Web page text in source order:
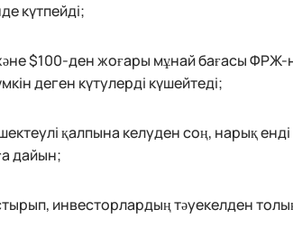
күтпейді;
$100-ден жоғары мұнай бағасы ФРЖ-
деген күтулерді күшейтеді;
қалпына келуден соң, нарық енді
дайын;
инвесторлардың тәуекелден